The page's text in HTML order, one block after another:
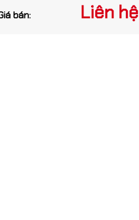
bán: Liên hệ
2 | Self-
cho CNC